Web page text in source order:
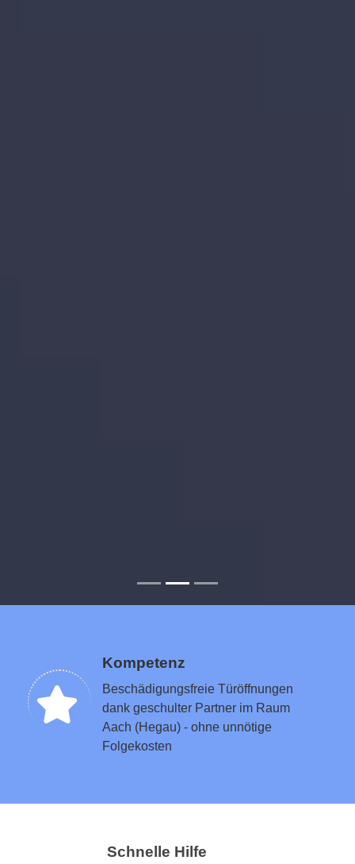
Kompetenz
Beschädigungsfreie Türöffnungen
dank geschulter Partner im Raum
Aach (Hegau) - ohne unnötige
Folgekosten
Schnelle Hilfe